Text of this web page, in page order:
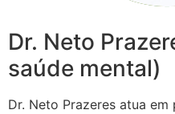
Dr. Neto
saúde mental)
Dr. Neto Prazeres atua